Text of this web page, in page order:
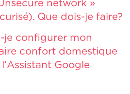
network »
Que dois-je faire?
je configurer mon
confort domestique
Google